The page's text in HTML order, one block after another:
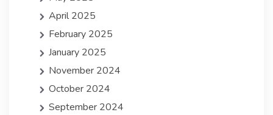
April 2025
February 2025
January 2025
November 2024
October 2024
September 2024